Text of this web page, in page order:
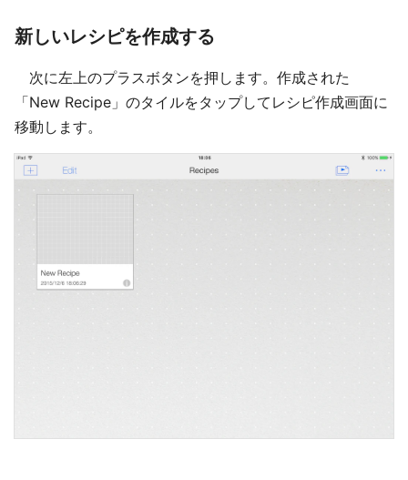
新しいレシピを作成する
次に左上のプラスボタンを押します。作成された
「New Recipe」のタイルをタップしてレシピ作成画面に
移動します。